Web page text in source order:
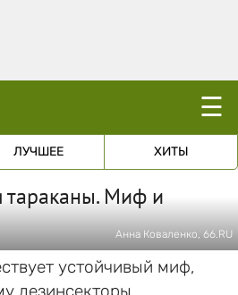
☰
ЛУЧШЕЕ ХИТЫ
тараканы. Миф и
Анна Коваленко, 66.RU
устойчивый миф,